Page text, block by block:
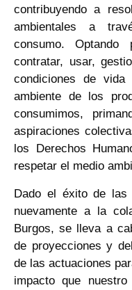
contribuyendo a
ambientales a
consumo.
contratar, usar,
condiciones de
ambiente de los
consumimos,
aspiraciones
los Derechos
respetar el medio
Dado el éxito de las
nuevamente a la
Burgos, se lleva a
de proyecciones y
de las actuaciones
impacto que